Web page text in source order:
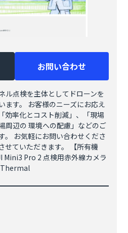
お問い合わせ
ル点検を主体としてドローンを
ます。 お客様のニーズにお応え
効率化とコスト削減」、「現場
周辺の 環境への配慮」などのご
。 お気軽にお問い合わせくださ
せていただきます。 【所有機
Mini3 Pro 2 点検用赤外線カメラ
Thermal